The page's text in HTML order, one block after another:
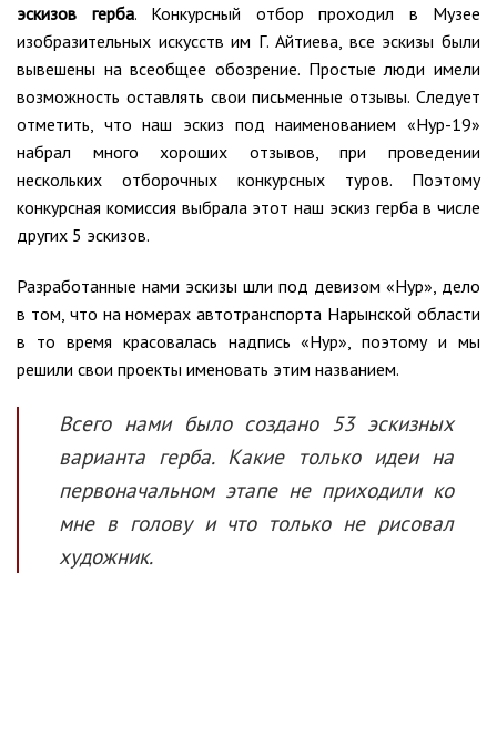
эскизов герба. Конкурсный отбор проходил в Музее
изобразительных искусств им Г. Айтиева, все эскизы были
вывешены на всеобщее обозрение. Простые люди имели
возможность оставлять свои письменные отзывы. Следует
отметить, что наш эскиз под наименованием «Нур-19»
набрал много хороших отзывов, при проведении
нескольких отборочных конкурсных туров. Поэтому
конкурсная комиссия выбрала этот наш эскиз герба в числе
других 5 эскизов.
Разработанные нами эскизы шли под девизом «Нур», дело
в том, что на номерах автотранспорта Нарынской области
в то время красовалась надпись «Нур», поэтому и мы
решили свои проекты именовать этим названием.
Всего нами было создано 53 эскизных
варианта герба. Какие только идеи на
первоначальном этапе не приходили ко
мне в голову и что только не рисовал
художник.